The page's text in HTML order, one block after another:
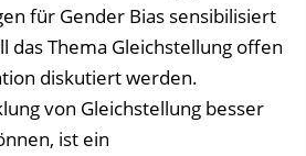
für Gender Bias sensibilisiert
das Thema Gleichstellung offen
diskutiert werden.
von Gleichstellung besser
ist ein